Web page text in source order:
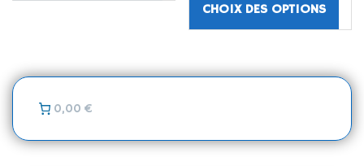
CHOIX DES OPTIONS
0,00 €